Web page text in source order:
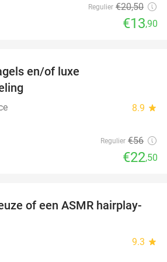
Regulier €20,50
€13,90
en/of luxe
8.9 star
Regulier €56
€22,50
43%
of een ASMR hairplay-
9.3 star